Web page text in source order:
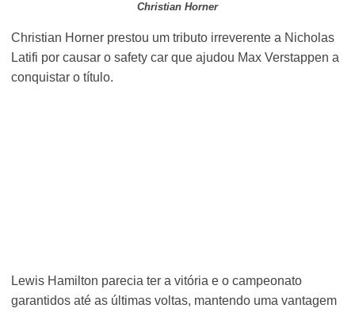
Christian Horner
Christian Horner prestou um tributo irreverente a Nicholas
Latifi por causar o safety car que ajudou Max Verstappen a
conquistar o título.
Lewis Hamilton parecia ter a vitória e o campeonato
garantidos até as últimas voltas, mantendo uma vantagem